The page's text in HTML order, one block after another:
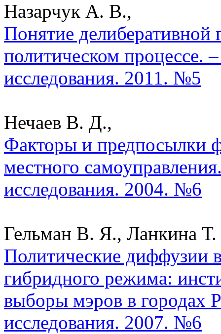
Назарчук А. В.,
Понятие
политическом процессе.
исследования. 2011. №5
Нечаев В. Д.,
Факторы и предпосылки
местного
исследования. 2004. №6
Гельман В. Я., Ланкина
Политические диффузии
гибридного режима:
выборы мэров в городах
исследования. 2007. №6